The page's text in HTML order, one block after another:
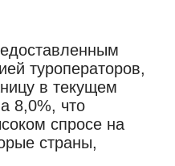
туроператоров,
в текущем
8,0%, что
спросе на
страны,